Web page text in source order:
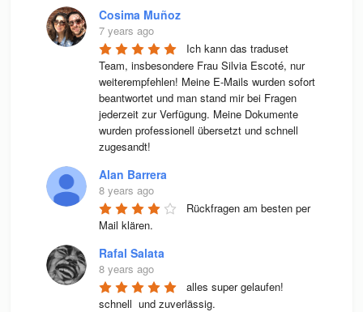
Cosima Muñoz
7 years ago
Ich kann das traduset
Team, insbesondere Frau Silvia Escoté, nur
weiterempfehlen! Meine E-Mails wurden sofort
beantwortet und man stand mir bei Fragen
jederzeit zur Verfügung. Meine Dokumente
wurden professionell übersetzt und schnell
zugesandt!
Alan Barrera
8 years ago
Rückfragen am besten per
Mail klären.
Rafal Salata
8 years ago
alles super gelaufen!
schnell  und zuverlässig.